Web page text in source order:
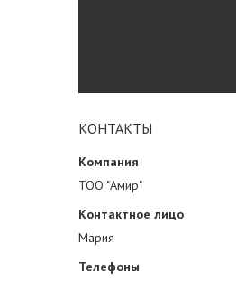
КОНТАКТЫ
ТОО "Амир"
Мария